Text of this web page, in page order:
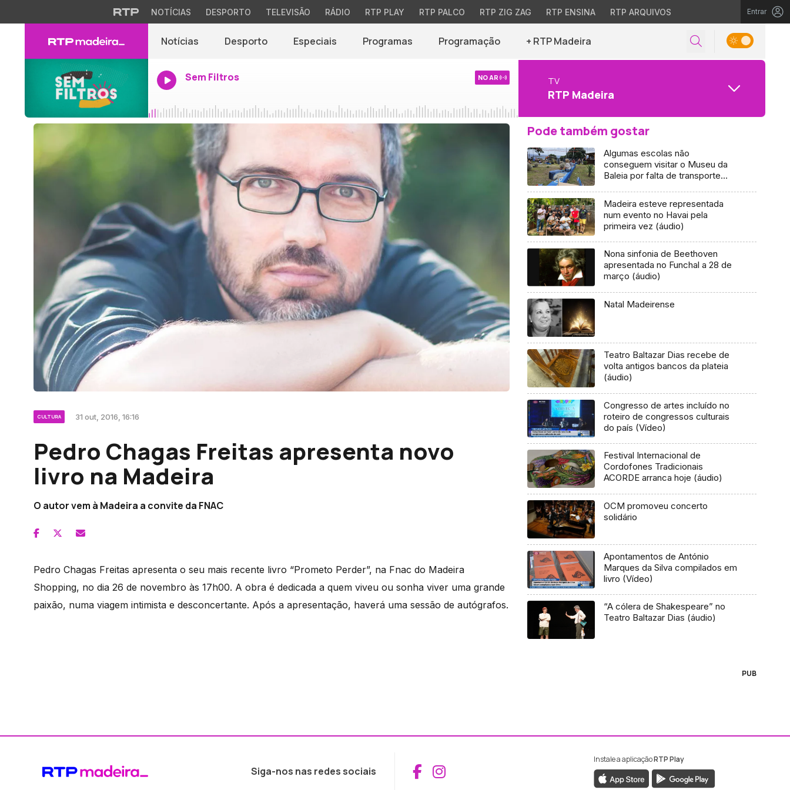
NOTÍCIAS DESPORTO TELEVISÃO RÁDIO RTP PLAY RTP PALCO RTP ZIG ZAG RTP ENSINA RTP ARQUIVOS Entrar
Notícias Desporto Especiais Programas Programação + RTP Madeira
Sem Filtros NO AR TV
RTP Madeira
CULTURA 31 out, 2016, 16:16
Pedro Chagas Freitas apresenta novo
livro na Madeira
O autor vem à Madeira a convite da FNAC
Pedro Chagas Freitas apresenta o seu mais recente livro “Prometo Perder”, na Fnac do Madeira
Shopping, no dia 26 de novembro às 17h00. A obra é dedicada a quem viveu ou sonha viver uma grande
paixão, numa viagem intimista e desconcertante. Após a apresentação, haverá uma sessão de autógrafos.
Pode também gostar
Algumas escolas não
conseguem visitar o Museu da
Baleia por falta de transporte
Madeira esteve representada
num evento no Havai pela
primeira vez (áudio)
Nona sinfonia de Beethoven
apresentada no Funchal a 28 de
março (áudio)
Natal Madeirense
Teatro Baltazar Dias recebe de
volta antigos bancos da plateia
(áudio)
Congresso de artes incluído no
roteiro de congressos culturais
do país (Vídeo)
Festival Internacional de
Cordofones Tradicionais
ACORDE arranca hoje (áudio)
OCM promoveu concerto
solidário
Apontamentos de António
Marques da Silva compilados em
livro (Vídeo)
“A cólera de Shakespeare” no
Teatro Baltazar Dias (áudio)
PUB
Siga-nos nas redes sociais Aceder ao Facebook da RTP Madeira
Aceder ao Instagram da RTP Madeira
Instale a aplicaçãoRTP Play